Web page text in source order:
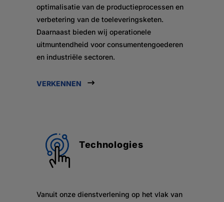
optimalisatie van de productieprocessen en
verbetering van de toeleveringsketen.
Daarnaast bieden wij operationele
uitmuntendheid voor consumentengoederen
en industriële sectoren.
VERKENNEN
Technologies
Vanuit onze dienstverlening op het vlak van